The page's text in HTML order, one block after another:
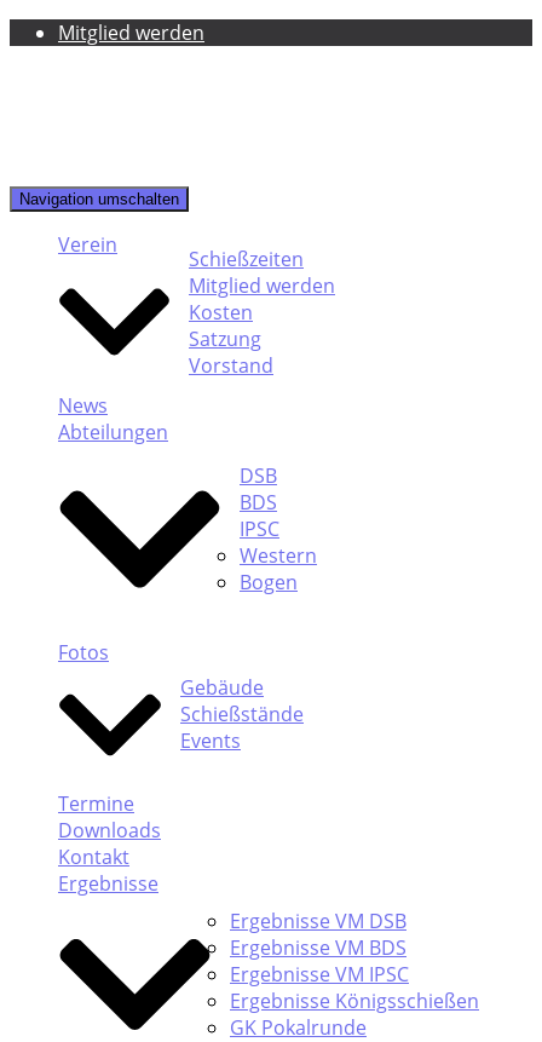
Mitglied werden
Navigation umschalten
Verein
Schießzeiten
Mitglied werden
Kosten
Satzung
Vorstand
News
Abteilungen
DSB
BDS
IPSC
Western
Bogen
Fotos
Gebäude
Schießstände
Events
Termine
Downloads
Kontakt
Ergebnisse
Ergebnisse VM DSB
Ergebnisse VM BDS
Ergebnisse VM IPSC
Ergebnisse Königsschießen
GK Pokalrunde